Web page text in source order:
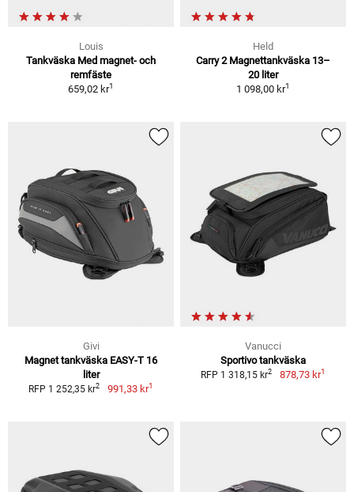
Louis
Tankväska Med magnet- och
remfäste
659,02 kr1
Held
Carry 2 Magnettankväska 13–
20 liter
1 098,00 kr1
Givi
Magnet tankväska EASY-T 16
liter
RFP 1 252,35 kr2 991,33 kr1
Vanucci
Sportivo tankväska
RFP 1 318,15 kr2 878,73 kr1